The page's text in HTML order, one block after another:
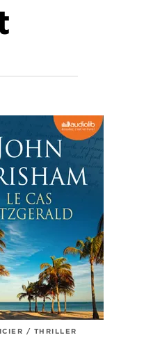
/ THRILLER